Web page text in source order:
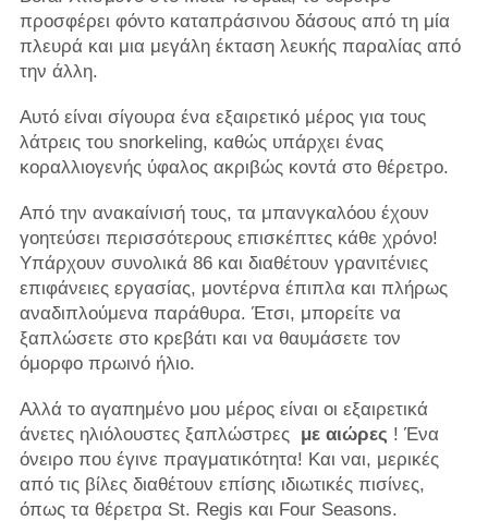
προσφέρει φόντο καταπράσινου δάσους από τη μία
πλευρά και μια μεγάλη έκταση λευκής παραλίας από
την άλλη.
Αυτό είναι σίγουρα ένα εξαιρετικό μέρος για τους
λάτρεις του snorkeling, καθώς υπάρχει ένας
κοραλλιογενής ύφαλος ακριβώς κοντά στο θέρετρο.
Από την ανακαίνισή τους, τα μπανγκαλόου έχουν
γοητεύσει περισσότερους επισκέπτες κάθε χρόνο!
Υπάρχουν συνολικά 86 και διαθέτουν γρανιτένιες
επιφάνειες εργασίας, μοντέρνα έπιπλα και πλήρως
αναδιπλούμενα παράθυρα. Έτσι, μπορείτε να
ξαπλώσετε στο κρεβάτι και να θαυμάσετε τον
όμορφο πρωινό ήλιο.
Αλλά το αγαπημένο μου μέρος είναι οι εξαιρετικά
άνετες ηλιόλουστες ξαπλώστρες
με αιώρες ! Ένα
όνειρο που έγινε πραγματικότητα! Και ναι, μερικές
από τις βίλες διαθέτουν επίσης ιδιωτικές πισίνες,
όπως τα θέρετρα St. Regis και Four Seasons.